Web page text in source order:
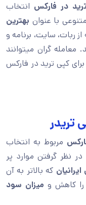
در فارکس انتخاب
با عنوان بهترین
ربات، سایت، برنامه و
معامله گران میتوانند
کپی ترید در فارکس
تریدر
مربوط به انتخاب
در نظر گرفتن موارد پر
که بالاتر به آن
را کاهش و میزان سود